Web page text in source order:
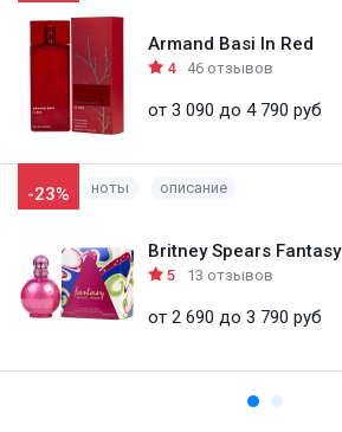
Armand Basi In Red
4 46 отзывов
от 3 090 до 4 790 руб
-23% ноты описание
Britney Spears Fantasy
5 13 отзывов
от 2 690 до 3 790 руб